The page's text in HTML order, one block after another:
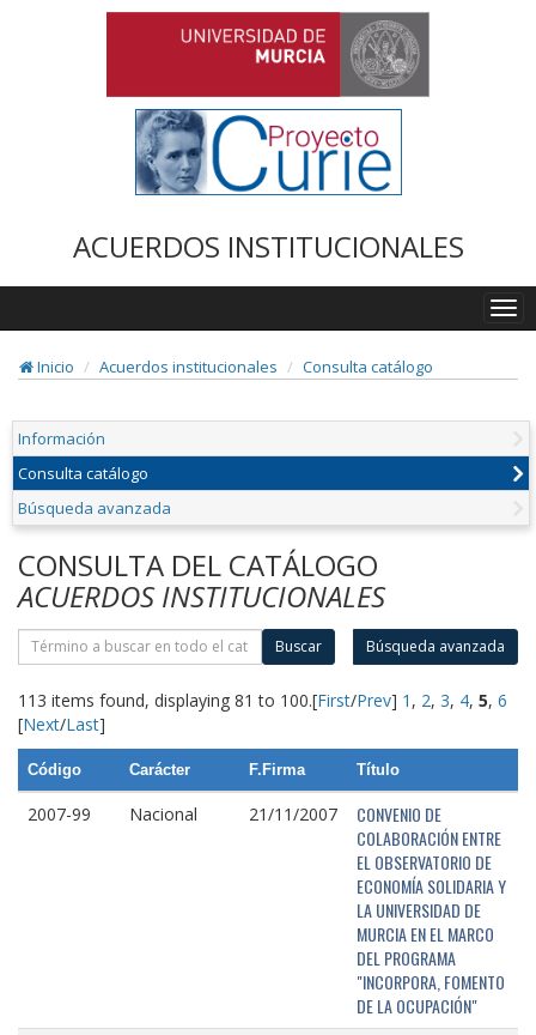
ACUERDOS INSTITUCIONALES
Inicio
Acuerdos institucionales Consulta catálogo
Información
Consulta catálogo
Búsqueda avanzada
CONSULTA DEL CATÁLOGO
ACUERDOS INSTITUCIONALES
Buscar Búsqueda avanzada
113 items found, displaying 81 to 100.[First/Prev] 1 , 2, 3, 4, 5, 6
[Next/Last]
Código Carácter F.Firma Título
2007-99 Nacional 21/11/2007
CONVENIO DE
COLABORACIÓN ENTRE
EL OBSERVATORIO DE
ECONOMÍA SOLIDARIA Y
LA UNIVERSIDAD DE
MURCIA EN EL MARCO
DEL PROGRAMA
"INCORPORA, FOMENTO
DE LA OCUPACIÓN"